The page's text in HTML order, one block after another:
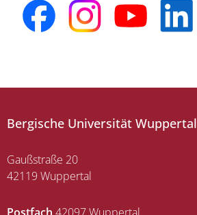
Bergische Universität Wuppertal
Gaußstraße 20
42119 Wuppertal